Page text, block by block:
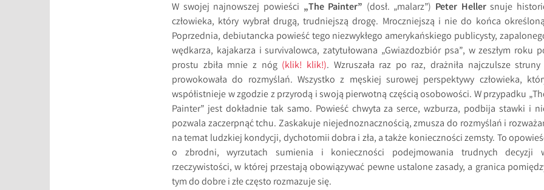
W swojej najnowszej powieści „The Painter” (dosł. „malarz”) Peter Hellersnuje
człowieka, który wybrał drugą, trudniejszą drogę. Mroczniejszą i nie do końca
Poprzednia, debiutancka powieść tego niezwykłego amerykańskiego publicysty,
wędkarza, kajakarza i survivalowca, zatytułowana „Gwiazdozbiór psa”, w zeszłym roku
prostu zbiła mnie z nóg (klik! klik!). Wzruszała raz po raz, drażniła najczulsze
prowokowała do rozmyślań. Wszystko z męskiej surowej perspektywy człowieka,
współistnieje w zgodzie z przyrodą i swoją pierwotną częścią osobowości. W przypadku
Painter” jest dokładnie tak samo. Powieść chwyta za serce, wzburza, podbija stawki i
pozwala zaczerpnąć tchu. Zaskakuje niejednoznacznością, zmusza do rozmyślań i
na temat ludzkiej kondycji, dychotomii dobra i zła, a także konieczności zemsty. To
o zbrodni, wyrzutach sumienia i konieczności podejmowania trudnych decyzji
rzeczywistości, w której przestają obowiązywać pewne ustalone zasady, a granica
tym do dobre i złe często rozmazuje się.